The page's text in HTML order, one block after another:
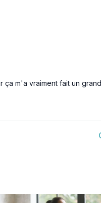
ça m'a vraiment fait un